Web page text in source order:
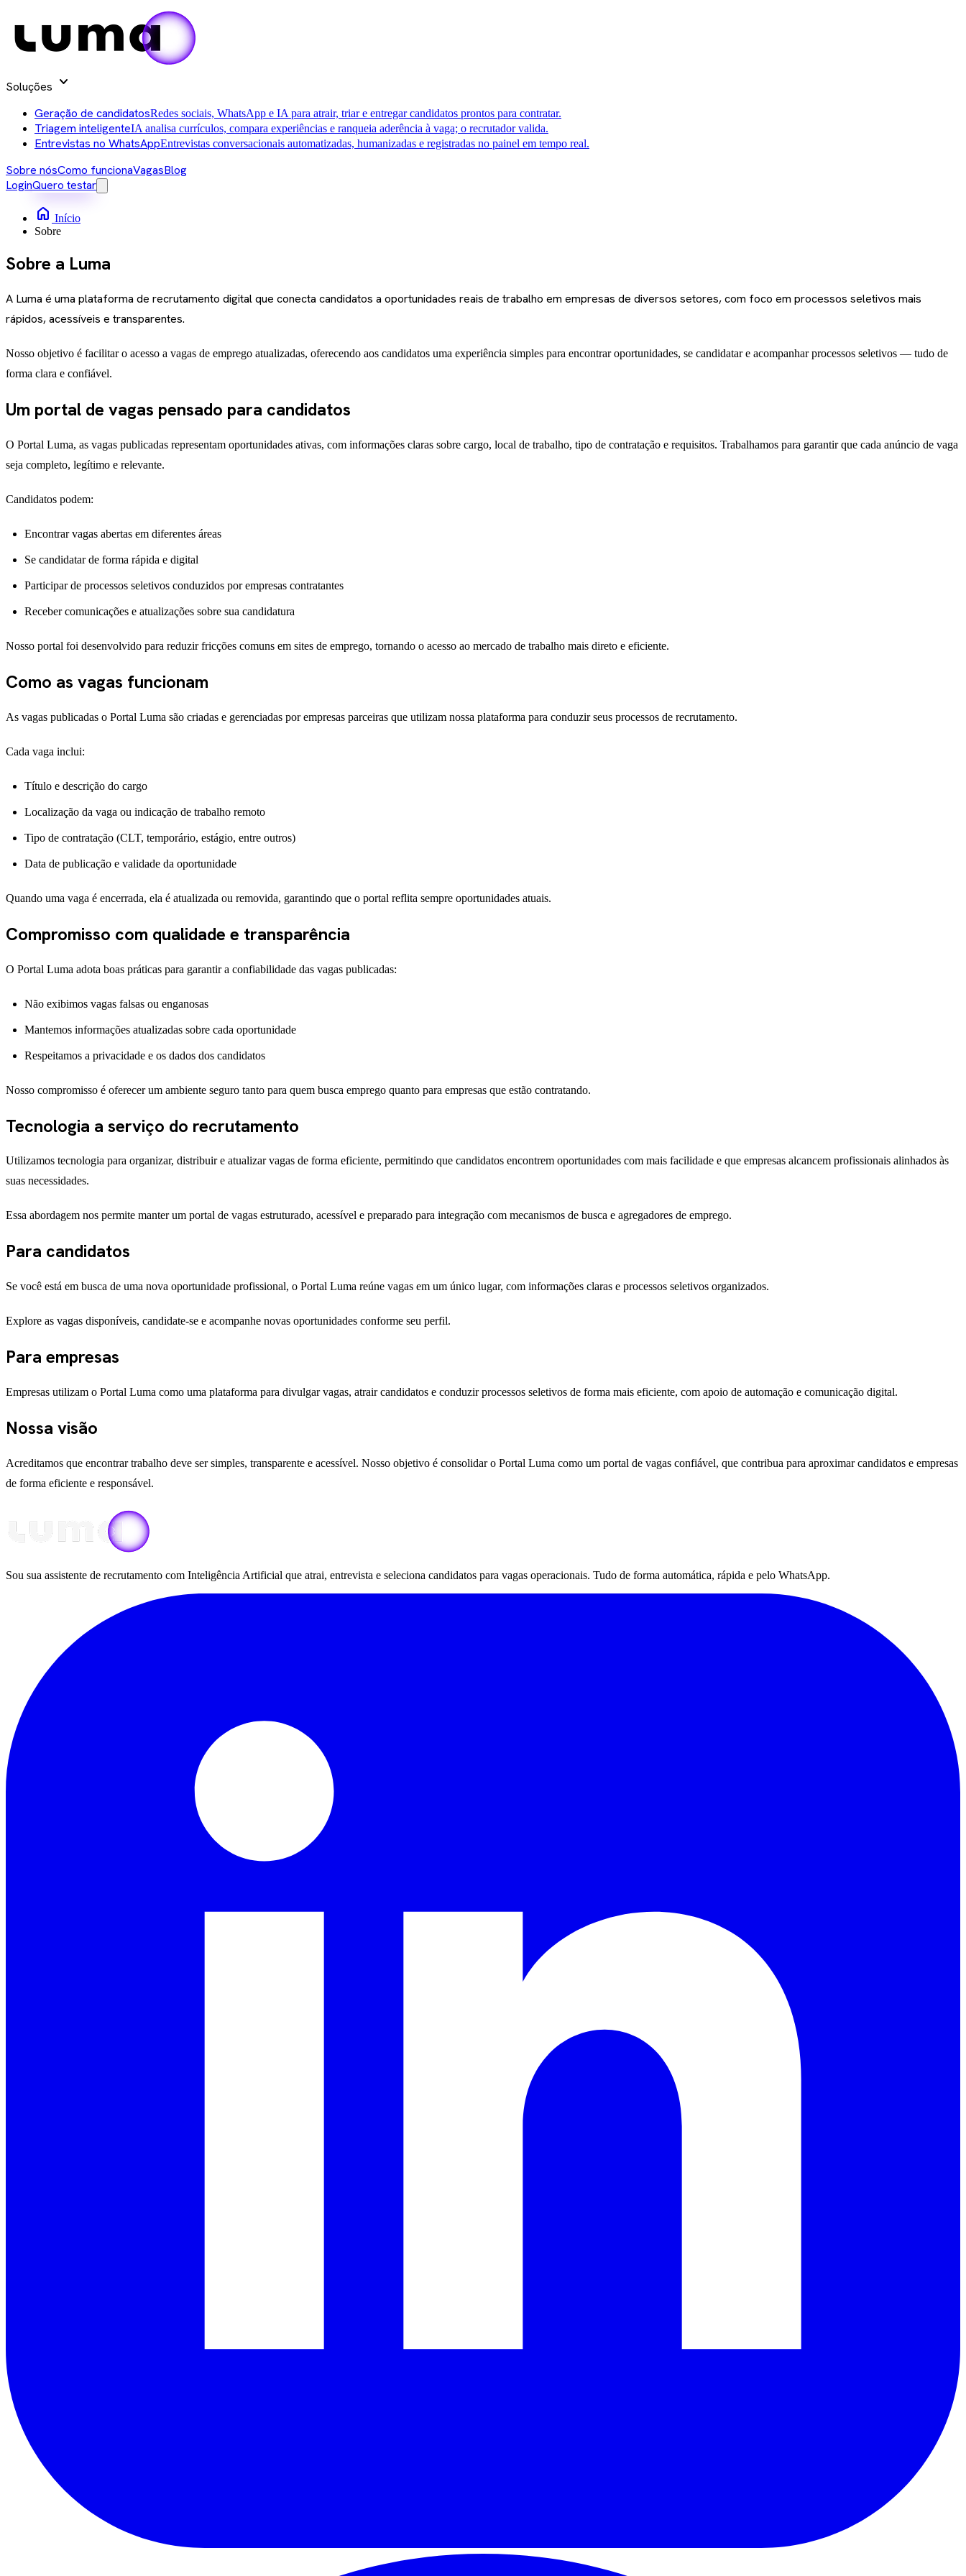
Soluções expand_more
Geração de candidatosRedes sociais, WhatsApp e IA para atrair, triar e entregar candidatos prontos para contratar.
Triagem inteligenteIA analisa currículos, compara experiências e ranqueia aderência à vaga; o recrutador valida.
Entrevistas no WhatsAppEntrevistas conversacionais automatizadas, humanizadas e registradas no painel em tempo real.
Sobre nósComo funcionaVagasBlog
LoginQuero testar
home Início
Sobre
Sobre a Luma
A Luma é uma plataforma de recrutamento digital que conecta candidatos a oportunidades reais de trabalho em empresas de diversos setores, com foco em processos seletivos mais
rápidos, acessíveis e transparentes.
Nosso objetivo é facilitar o acesso a vagas de emprego atualizadas, oferecendo aos candidatos uma experiência simples para encontrar oportunidades, se candidatar e acompanhar processos seletivos — tudo de
forma clara e confiável.
Um portal de vagas pensado para candidatos
O Portal Luma, as vagas publicadas representam oportunidades ativas, com informações claras sobre cargo, local de trabalho, tipo de contratação e requisitos. Trabalhamos para garantir que cada anúncio de vaga
seja completo, legítimo e relevante.
Candidatos podem:
Encontrar vagas abertas em diferentes áreas
Se candidatar de forma rápida e digital
Participar de processos seletivos conduzidos por empresas contratantes
Receber comunicações e atualizações sobre sua candidatura
Nosso portal foi desenvolvido para reduzir fricções comuns em sites de emprego, tornando o acesso ao mercado de trabalho mais direto e eficiente.
Como as vagas funcionam
As vagas publicadas o Portal Luma são criadas e gerenciadas por empresas parceiras que utilizam nossa plataforma para conduzir seus processos de recrutamento.
Cada vaga inclui:
Título e descrição do cargo
Localização da vaga ou indicação de trabalho remoto
Tipo de contratação (CLT, temporário, estágio, entre outros)
Data de publicação e validade da oportunidade
Quando uma vaga é encerrada, ela é atualizada ou removida, garantindo que o portal reflita sempre oportunidades atuais.
Compromisso com qualidade e transparência
O Portal Luma adota boas práticas para garantir a confiabilidade das vagas publicadas:
Não exibimos vagas falsas ou enganosas
Mantemos informações atualizadas sobre cada oportunidade
Respeitamos a privacidade e os dados dos candidatos
Nosso compromisso é oferecer um ambiente seguro tanto para quem busca emprego quanto para empresas que estão contratando.
Tecnologia a serviço do recrutamento
Utilizamos tecnologia para organizar, distribuir e atualizar vagas de forma eficiente, permitindo que candidatos encontrem oportunidades com mais facilidade e que empresas alcancem profissionais alinhados às
suas necessidades.
Essa abordagem nos permite manter um portal de vagas estruturado, acessível e preparado para integração com mecanismos de busca e agregadores de emprego.
Para candidatos
Se você está em busca de uma nova oportunidade profissional, o Portal Luma reúne vagas em um único lugar, com informações claras e processos seletivos organizados.
Explore as vagas disponíveis, candidate-se e acompanhe novas oportunidades conforme seu perfil.
Para empresas
Empresas utilizam o Portal Luma como uma plataforma para divulgar vagas, atrair candidatos e conduzir processos seletivos de forma mais eficiente, com apoio de automação e comunicação digital.
Nossa visão
Acreditamos que encontrar trabalho deve ser simples, transparente e acessível. Nosso objetivo é consolidar o Portal Luma como um portal de vagas confiável, que contribua para aproximar candidatos e empresas
de forma eficiente e responsável.
Sou sua assistente de recrutamento com Inteligência Artificial que atrai, entrevista e seleciona candidatos para vagas operacionais. Tudo de forma automática, rápida e pelo WhatsApp.